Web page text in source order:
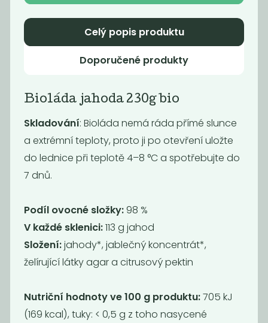
230g bio
ml
135Kč
230g bio
115Kč 135
Celý popis produktu
Doporučené produkty
Bioláda jahoda 230g bio
Skladování: Bioláda nemá ráda přímé slunce
a extrémní teploty, proto ji po otevření uložte
do lednice při teplotě 4–8 °C a spotřebujte do
7 dnů.
Podíl ovocné složky:98 %
V každé sklenici:113 g jahod
Složení:jahody*, jablečný koncentrát*,
želírující látky agar a citrusový pektin
Nutriční hodnoty ve 100 g produktu:705 kJ
(169 kcal), tuky: < 0,5 g z toho nasycené